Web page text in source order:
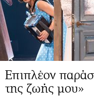
Επιπλέον
της ζωής μου»